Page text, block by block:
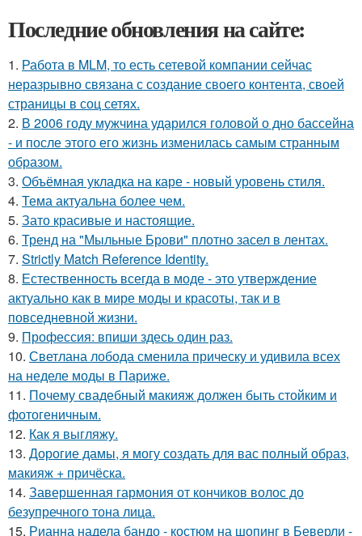
Последние обновления на сайте:
1. Работа в MLM, то есть сетевой компании сейчас
неразрывно связана с создание своего контента, своей
страницы в соц сетях.
2. В 2006 году мужчина ударился головой о дно бассейна
- и после этого его жизнь изменилась самым странным
образом.
3. Объёмная укладка на каре - новый уровень стиля.
4. Тема актуальна более чем.
5. Зато красивые и настоящие.
6. Тренд на "Мыльные Брови" плотно засел в лентах.
7. Strictly Match Reference Identity.
8. Естественность всегда в моде - это утверждение
актуально как в мире моды и красоты, так и в
повседневной жизни.
9. Профессия: впиши здесь один раз.
10. Светлана лобода сменила прическу и удивила всех
на неделе моды в Париже.
11. Почему свадебный макияж должен быть стойким и
фотогеничным.
12. Как я выгляжу.
13. Дорогие дамы, я могу создать для вас полный образ,
макияж + причёска.
14. Завершенная гармония от кончиков волос до
безупречного тона лица.
15. Рианна надела бандо - костюм на шопинг в Беверли -